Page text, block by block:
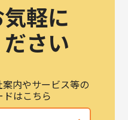
軽に
さい
内やサービス等の
はこちら